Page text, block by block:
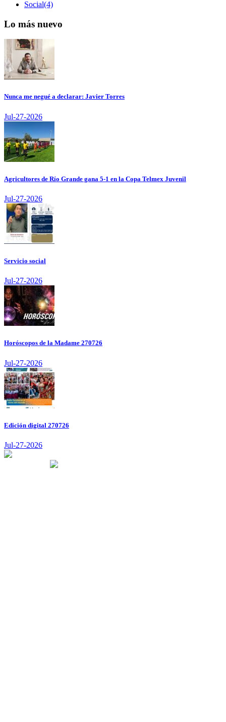
Social(4)
Lo más nuevo
Nunca me negué a declarar: Javier Torres
Jul-27-2026
Agricultores de Río Grande gana 5-1 en la Copa Telmex Juvenil
Jul-27-2026
Servicio social
Jul-27-2026
Horóscopos de la Madame 270726
Jul-27-2026
Edición digital 270726
Jul-27-2026